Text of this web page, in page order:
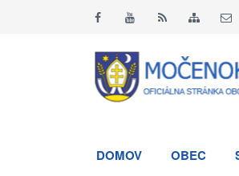
DOMOV OBEC